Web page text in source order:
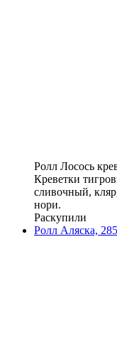
Ролл Лосось
Креветки
сливочный,
нори.
Раскупили
Ролл Аляска,